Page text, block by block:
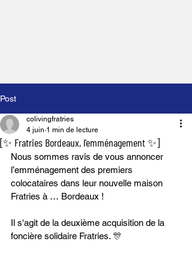
Post
[✨ Fratries Bordeaux, l’emménagement ✨]
colivingfratries
4 juin 1 min de lecture
Nous sommes ravis de vous annoncer
l’emménagement des premiers
colocataires dans leur nouvelle maison
Fratries à … Bordeaux !
Il s'agit de la deuxième acquisition de la
foncière solidaire Fratries. 🎊